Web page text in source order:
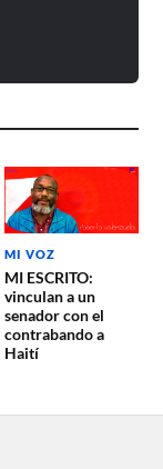
MI VOZ
MI ESCRITO:
vinculan a un
senador con el
contrabando a
Haití